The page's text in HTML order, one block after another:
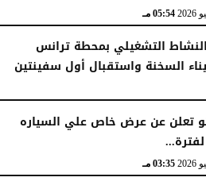
05:54 مـ
التشغيلي بمحطة ترانس
السخنة واستقبال أول سفينتين
تعلن عن عرض خاص علي السياره
03:35 مـ